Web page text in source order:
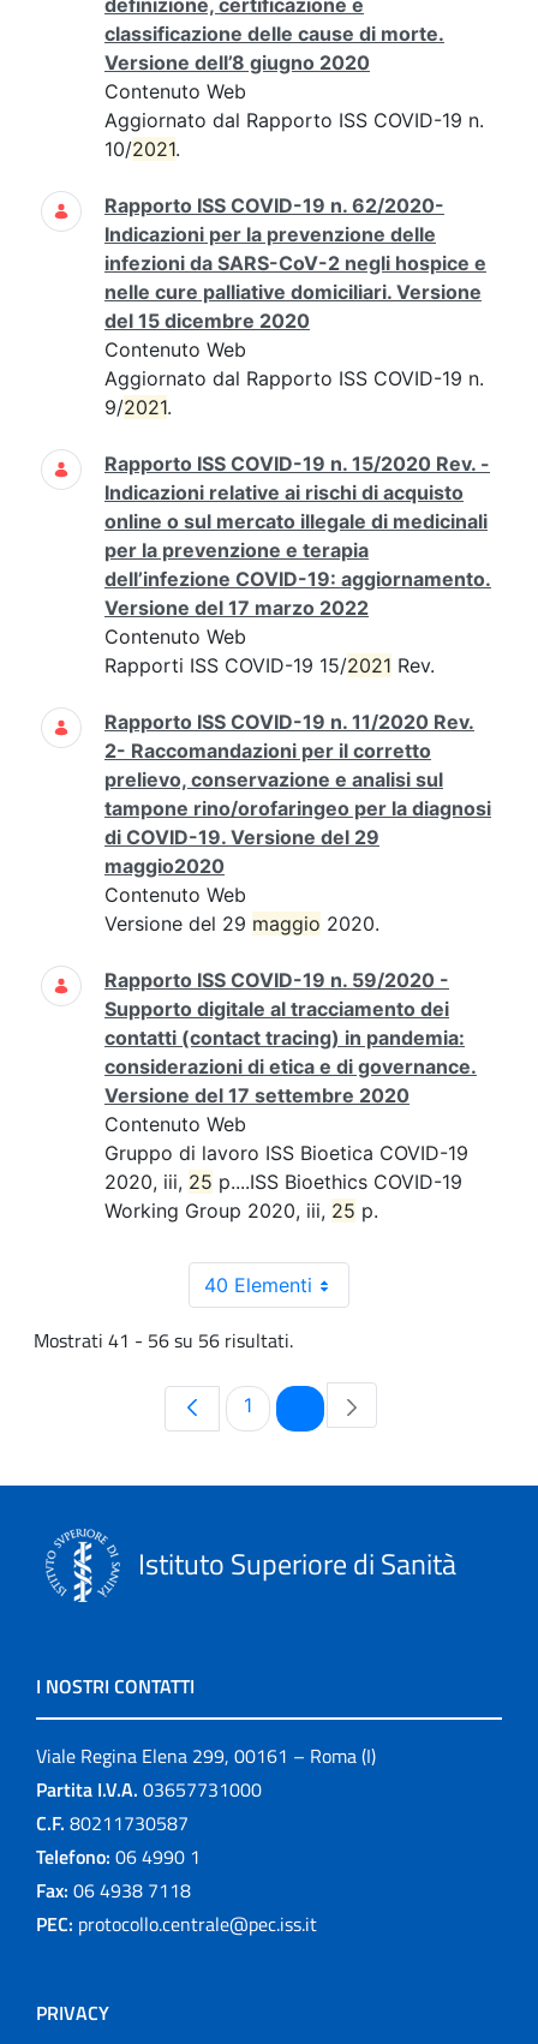
definizione, certificazione e
classificazione delle cause di morte.
Versione dell’8 giugno 2020
Contenuto Web
Aggiornato dal Rapporto ISS COVID-19 n.
10/2021.
Rapporto ISS COVID-19 n. 62/2020-
Indicazioni per la prevenzione delle
infezioni da SARS-CoV-2 negli hospice e
nelle cure palliative domiciliari. Versione
del 15 dicembre 2020
Contenuto Web
Aggiornato dal Rapporto ISS COVID-19 n.
9/2021.
Rapporto ISS COVID-19 n. 15/2020 Rev. -
Indicazioni relative ai rischi di acquisto
online o sul mercato illegale di medicinali
per la prevenzione e terapia
dell’infezione COVID-19: aggiornamento.
Versione del 17 marzo 2022
Contenuto Web
Rapporti ISS COVID-19 15/2021 Rev.
Rapporto ISS COVID-19 n. 11/2020 Rev.
2- Raccomandazioni per il corretto
prelievo, conservazione e analisi sul
tampone rino/orofaringeo per la diagnosi
di COVID-19. Versione del 29
maggio2020
Contenuto Web
Versione del 29 maggio 2020.
Rapporto ISS COVID-19 n. 59/2020 -
Supporto digitale al tracciamento dei
contatti (contact tracing) in pandemia:
considerazioni di etica e di governance.
Versione del 17 settembre 2020
Contenuto Web
Gruppo di lavoro ISS Bioetica COVID-19
2020, iii, 25 p....ISS Bioethics COVID-19
Working Group 2020, iii, 25 p.
40 Elementi
Mostrati 41 - 56 su 56 risultati.
Pagina
1 Pagina
Istituto Superiore di Sanità
I NOSTRI CONTATTI
Viale Regina Elena 299, 00161 – Roma (I)
Partita I.V.A. 03657731000
C.F. 80211730587
Telefono: 06 4990 1
Fax: 06 4938 7118
PEC: protocollo.centrale@pec.iss.it
PRIVACY